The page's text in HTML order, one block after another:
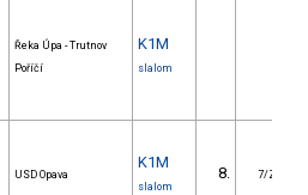
Řeka Úpa - Trutnov
Poříčí
K1M
slalom
USD Opava
K1M
slalom
8. 7/ZS